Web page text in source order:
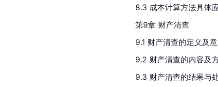
8.3 成本计算方法具体
第9章 财产清查
9.1 财产清查的定义及
9.2 财产清查的内容及
9.3 财产清查的结果与